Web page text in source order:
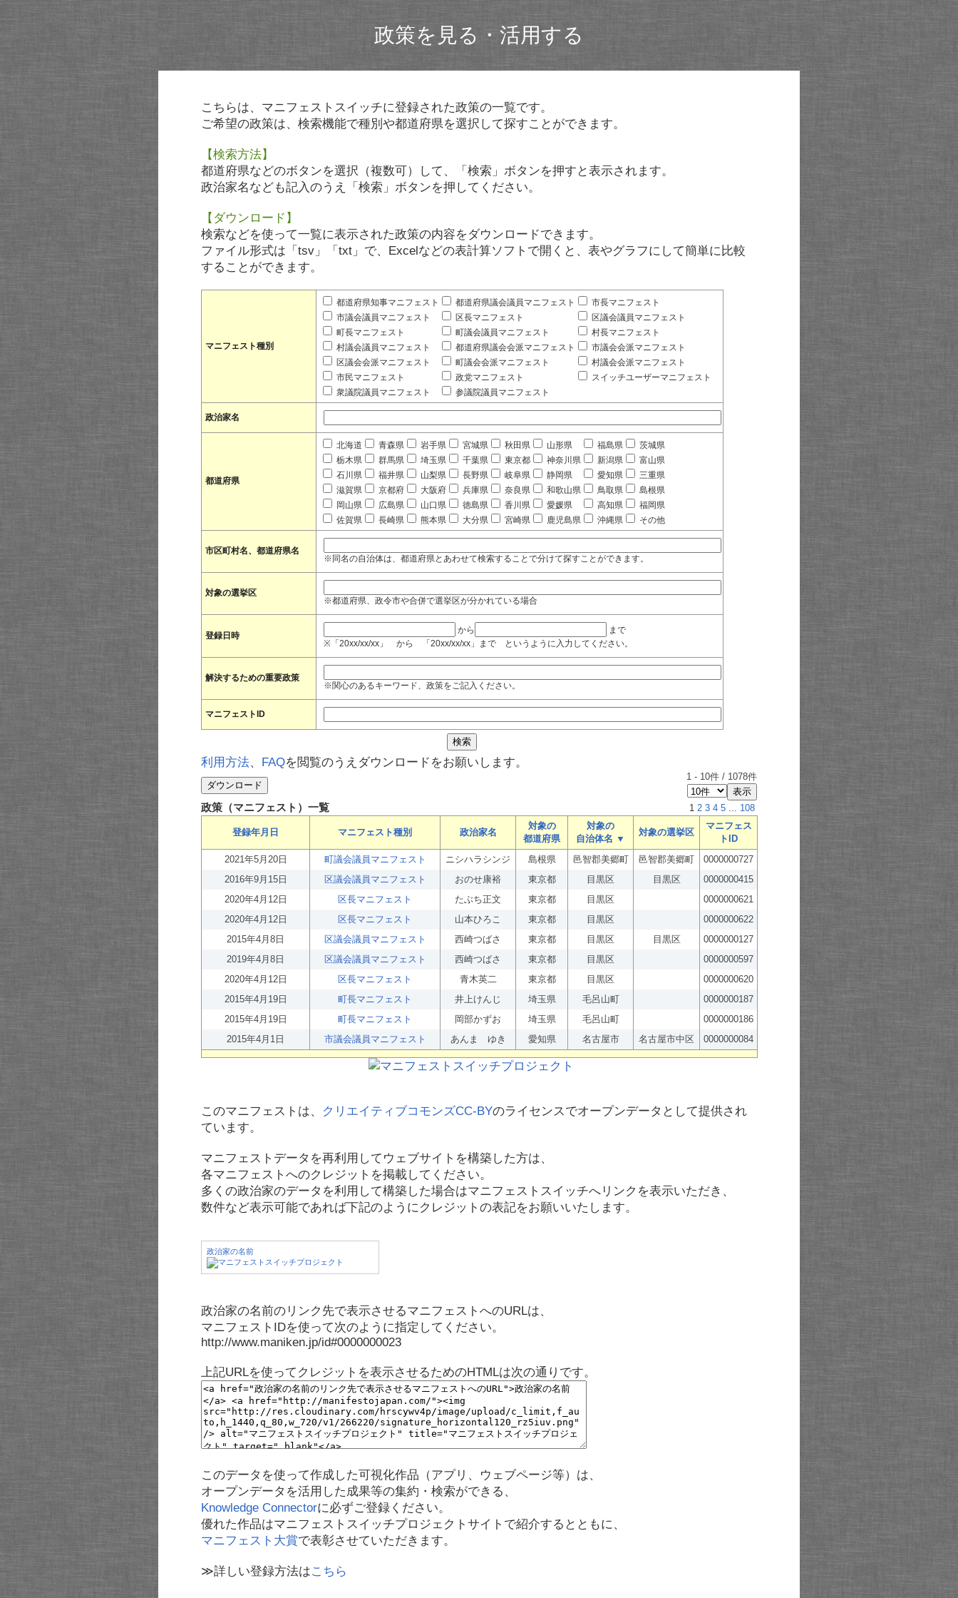
政策を見る・活用する
こちらは、マニフェストスイッチに登録された政策の一覧です。
ご希望の政策は、検索機能で種別や都道府県を選択して探すことができます。
【検索方法】
都道府県などのボタンを選択（複数可）して、「検索」ボタンを押すと表示されます。
政治家名なども記入のうえ「検索」ボタンを押してください。
【ダウンロード】
検索などを使って一覧に表示された政策の内容をダウンロードできます。
ファイル形式は「tsv」「txt」で、Excelなどの表計算ソフトで開くと、表やグラフにして簡単に比較
することができます。
マニフェスト種別
都道府県知事マニフェスト 都道府県議会議員マニフェスト
市長マニフェスト
市議会議員マニフェスト
区長マニフェスト
区議会議員マニフェスト
町長マニフェスト
町議会議員マニフェスト
村長マニフェスト
村議会議員マニフェスト
都道府県議会会派マニフェスト
市議会会派マニフェスト
区議会会派マニフェスト
町議会会派マニフェスト
村議会会派マニフェスト
市民マニフェスト
政党マニフェスト
スイッチユーザーマニフェスト
衆議院議員マニフェスト
参議院議員マニフェスト
政治家名
都道府県
北海道 青森県 岩手県 宮城県 秋田県 山形県 福島県
茨城県
栃木県
群馬県 埼玉県 千葉県 東京都 神奈川県 新潟県
富山県
石川県
福井県 山梨県 長野県 岐阜県 静岡県 愛知県
三重県
滋賀県
京都府 大阪府 兵庫県 奈良県 和歌山県 鳥取県
島根県
岡山県
広島県 山口県 徳島県 香川県 愛媛県 高知県
福岡県
佐賀県
長崎県 熊本県 大分県 宮崎県 鹿児島県 沖縄県 その他
市区町村名、都道府県名
※同名の自治体は、都道府県とあわせて検索することで分けて探すことができます。
対象の選挙区
※都道府県、政令市や合併で選挙区が分かれている場合
登録日時
から
まで
※「20xx/xx/xx」 から 「20xx/xx/xx」まで というように入力してください。
解決するための重要政策
※関心のあるキーワード、政策をご記入ください。
マニフェストID
利用方法、 FAQを閲覧のうえダウンロードをお願いします。
1 - 10件 / 1078件
政策（マニフェスト）一覧 1 2 3 4 5 ... 108
登録年月日 マニフェスト種別 政治家名
対象の
都道府県
対象の
自治体名 ▼
対象の選挙区
マニフェス
トID
2021年5月20日
町議会議員マニフェスト ニシハラシンジ 島根県 邑智郡美郷町 邑智郡美郷町
0000000727
2016年9月15日
区議会議員マニフェスト おのせ康裕 東京都 目黒区 目黒区
0000000415
2020年4月12日
区長マニフェスト たぶち正文 東京都 目黒区
0000000621
2020年4月12日
区長マニフェスト 山本ひろこ 東京都 目黒区
0000000622
2015年4月8日
区議会議員マニフェスト 西崎つばさ 東京都 目黒区 目黒区
0000000127
2019年4月8日
区議会議員マニフェスト 西崎つばさ 東京都 目黒区
0000000597
2020年4月12日
区長マニフェスト 青木英二 東京都 目黒区
0000000620
2015年4月19日
町長マニフェスト 井上けんじ 埼玉県 毛呂山町
0000000187
2015年4月19日
町長マニフェスト 岡部かずお 埼玉県 毛呂山町
0000000186
2015年4月1日
市議会議員マニフェスト あんま ゆき 愛知県 名古屋市 名古屋市中区 0000000084
このマニフェストは、 クリエイティブコモンズCC-BYのライセンスでオープンデータとして提供され
ています。
マニフェストデータを再利用してウェブサイトを構築した方は、
各マニフェストへのクレジットを掲載してください。
多くの政治家のデータを利用して構築した場合はマニフェストスイッチへリンクを表示いただき、
数件など表示可能であれば下記のようにクレジットの表記をお願いいたします。
政治家の名前
政治家の名前のリンク先で表示させるマニフェストへのURLは、
マニフェストIDを使って次のように指定してください。
http://www.maniken.jp/id#0000000023
上記URLを使ってクレジットを表示させるためのHTMLは次の通りです。
このデータを使って作成した可視化作品（アプリ、ウェブページ等）は、
オープンデータを活用した成果等の集約・検索ができる、
Knowledge Connectorに必ずご登録ください。
優れた作品はマニフェストスイッチプロジェクトサイトで紹介するとともに、
マニフェスト大賞で表彰させていただきます。
≫詳しい登録方法はこちら